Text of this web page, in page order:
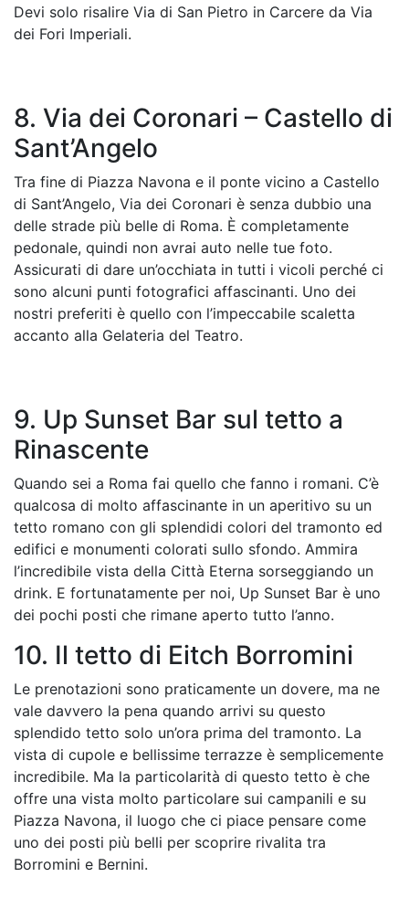
Devi solo risalire Via di San Pietro in Carcere da Via
dei Fori Imperiali.
8. Via dei Coronari – Castello di
Sant’Angelo
Tra fine di Piazza Navona e il ponte vicino a Castello
di Sant’Angelo, Via dei Coronari è senza dubbio una
delle strade più belle di Roma. È completamente
pedonale, quindi non avrai auto nelle tue foto.
Assicurati di dare un’occhiata in tutti i vicoli perché ci
sono alcuni punti fotografici affascinanti. Uno dei
nostri preferiti è quello con l’impeccabile scaletta
accanto alla Gelateria del Teatro.
9. Up Sunset Bar sul tetto a
Rinascente
Quando sei a Roma fai quello che fanno i romani. C’è
qualcosa di molto affascinante in un aperitivo su un
tetto romano con gli splendidi colori del tramonto ed
edifici e monumenti colorati sullo sfondo. Ammira
l’incredibile vista della Città Eterna sorseggiando un
drink. E fortunatamente per noi, Up Sunset Bar è uno
dei pochi posti che rimane aperto tutto l’anno.
10. Il tetto di Eitch Borromini
Le prenotazioni sono praticamente un dovere, ma ne
vale davvero la pena quando arrivi su questo
splendido tetto solo un’ora prima del tramonto. La
vista di cupole e bellissime terrazze è semplicemente
incredibile. Ma la particolarità di questo tetto è che
offre una vista molto particolare sui campanili e su
Piazza Navona, il luogo che ci piace pensare come
uno dei posti più belli per scoprire rivalita tra
Borromini e Bernini.